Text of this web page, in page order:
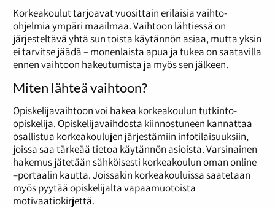
Korkeakoulut tarjoavat vuosittain erilaisia vaihto-
ohjelmia ympäri maailmaa. Vaihtoon lähtiessä on
järjesteltävä yhtä sun toista käytännön asiaa, mutta yksin
ei tarvitse jäädä – monenlaista apua ja tukea on saatavilla
ennen vaihtoon hakeutumista ja myös sen jälkeen.
Miten lähteä vaihtoon?
Opiskelijavaihtoon voi hakea korkeakoulun tutkinto-
opiskelija. Opiskelijavaihdosta kiinnostuneen kannattaa
osallistua korkeakoulujen järjestämiin infotilaisuuksiin,
joissa saa tärkeää tietoa käytännön asioista. Varsinainen
hakemus jätetään sähköisesti korkeakoulun oman online
–portaalin kautta. Joissakin korkeakouluissa saatetaan
myös pyytää opiskelijalta vapaamuotoista
motivaatiokirjettä.